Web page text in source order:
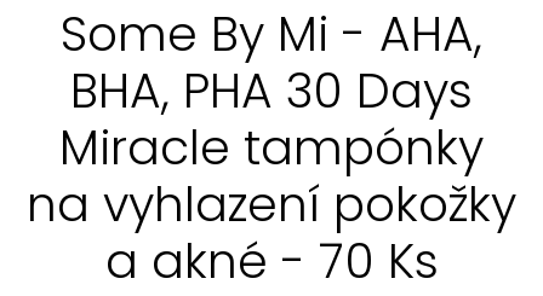
Some By Mi - AHA,
BHA, PHA 30 Days
Miracle tampónky
na vyhlazení pokožky
a akné - 70 Ks